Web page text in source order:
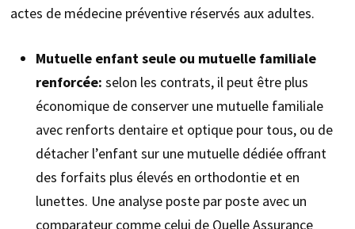
actes de médecine préventive réservés aux adultes.
Mutuelle enfant seule ou mutuelle familiale
renforcée: selon les contrats, il peut être plus
économique de conserver une mutuelle familiale
avec renforts dentaire et optique pour tous, ou de
détacher l’enfant sur une mutuelle dédiée offrant
des forfaits plus élevés en orthodontie et en
lunettes. Une analyse poste par poste avec un
comparateur comme celui de Quelle Assurance